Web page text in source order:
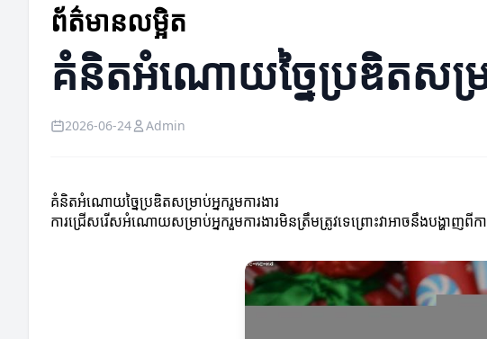
ព័ត៌មានលម្អិត
គំនិតអំណោយច្នៃប្រឌិតសម្រា
2026-06-24 Admin
គំនិតអំណោយច្នៃប្រឌិតសម្រាប់អ្នករួមការងារ
ការជ្រើសរើសអំណោយសម្រាប់អ្នករួមការងារមិនត្រឹមត្រូវទេព្រោះវាអាចនឹងបង្ហា